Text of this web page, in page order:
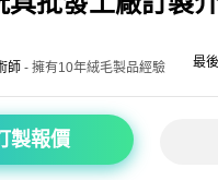
師 - 擁有10年絨毛製品經驗 最
製報價